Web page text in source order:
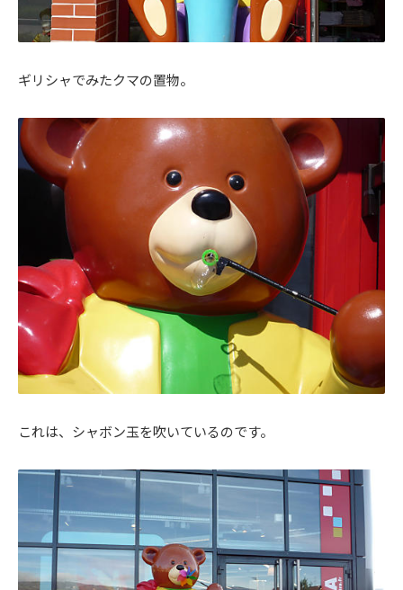
ギリシャでみたクマの置物。
これは、シャボン玉を吹いているのです。